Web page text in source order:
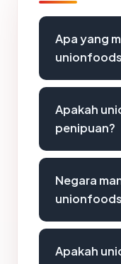
Apa yang
Apakah
penipuan?
Negara
Apakah